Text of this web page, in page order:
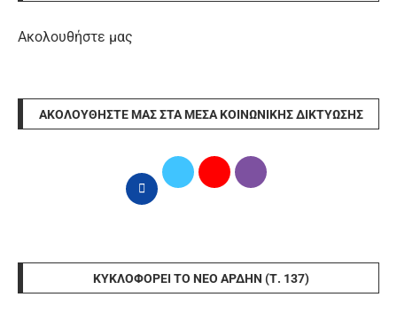
Ακολουθήστε μας
ΑΚΟΛΟΥΘΉΣΤΕ ΜΑΣ ΣΤΑ ΜΈΣΑ ΚΟΙΝΩΝΙΚΉΣ ΔΙΚΤΎΩΣΗΣ
ΚΥΚΛΟΦΟΡΕΊ ΤΟ ΝΈΟ ΆΡΔΗΝ (Τ. 137)